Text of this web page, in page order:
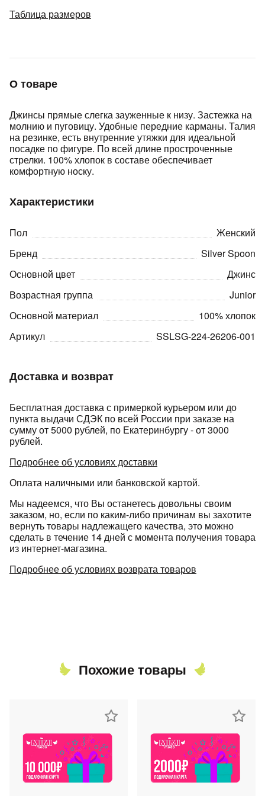
Таблица размеров
Доставка и возврат
Бесплатная доставка с примеркой курьером или до
пункта выдачи СДЭК по всей России при заказе на
сумму от 5000 рублей, по Екатеринбургу - от 3000
рублей.
Подробнее об условиях доставки
Оплата наличными или банковской картой.
Мы надеемся, что Вы останетесь довольны своим
заказом, но, если по каким-либо причинам вы захотите
вернуть товары надлежащего качества, это можно
сделать в течение 14 дней с момента получения товара
из интернет-магазина.
Подробнее об условиях возврата товаров
О товаре
Джинсы прямые слегка зауженные к низу. Застежка на
молнию и пуговицу. Удобные передние карманы. Талия
на резинке, есть внутренние утяжки для идеальной
посадке по фигуре. По всей длине простроченные
стрелки. 100% хлопок в составе обеспечивает
комфортную носку.
Характеристики
Пол
Женский
Бренд
Silver Spoon
Основной цвет
Джинс
Возрастная группа
Junior
Основной материал
100% хлопок
Артикул
SSLSG-224-26206-001
Похожие товары
об оплате Плайтом
раз в 2
недели